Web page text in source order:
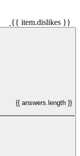
{{ item.dislikes }}
{{ answers.length }}